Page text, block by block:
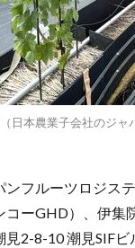
日本農業子会社のジャ
フルーツロジス
コーGHD）、伊
2-8-10 潮見SIFビ